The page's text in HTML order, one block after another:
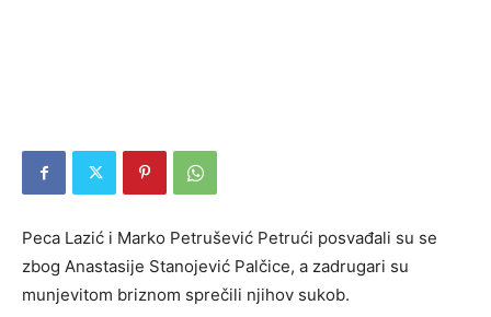
Peca Lazić i Marko Petrušević Petrući posvađali su se
zbog Anastasije Stanojević Palčice, a zadrugari su
munjevitom briznom sprečili njihov sukob.